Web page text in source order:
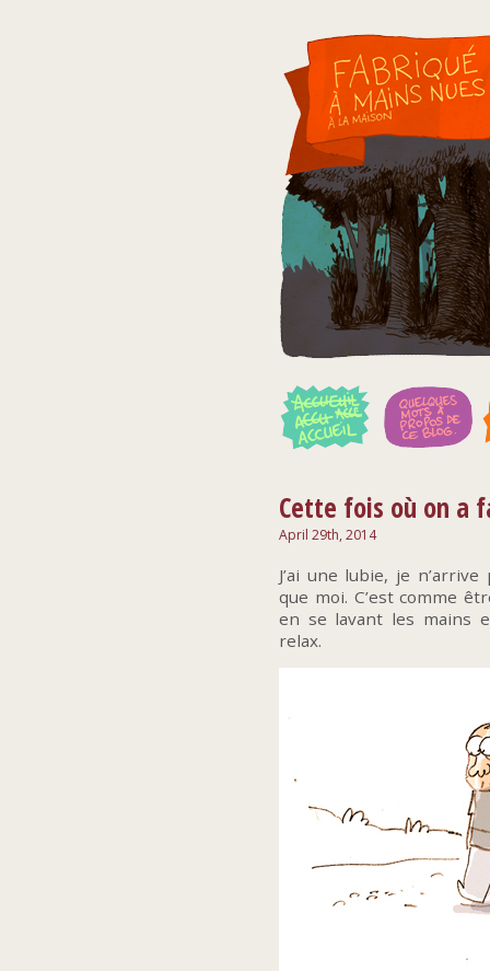
Cette fois où on a
April 29th, 2014
J’ai une lubie, je
que moi. C’est comme
en se lavant les mains
relax.